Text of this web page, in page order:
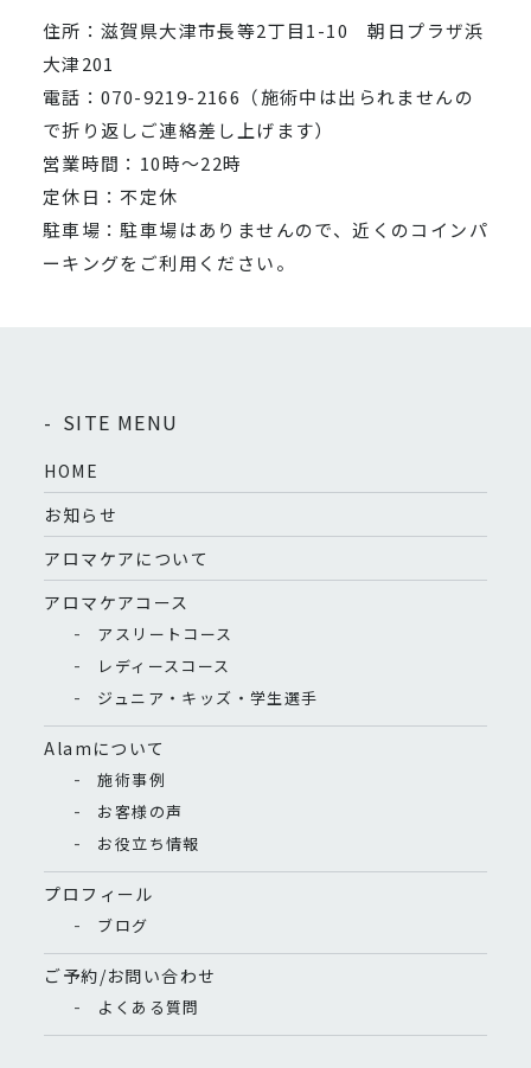
住所：滋賀県大津市長等2丁目1-10 朝日プラザ浜
大津201
電話：070-9219-2166（施術中は出られませんの
で折り返しご連絡差し上げます）
営業時間：10時～22時
定休日：不定休
駐車場：駐車場はありませんので、近くのコインパ
ーキングをご利用ください。
SITE MENU
HOME
お知らせ
アロマケアについて
アロマケアコース
アスリートコース
レディースコース
ジュニア・キッズ・学生選手
Alamについて
施術事例
お客様の声
お役立ち情報
プロフィール
ブログ
ご予約/お問い合わせ
よくある質問